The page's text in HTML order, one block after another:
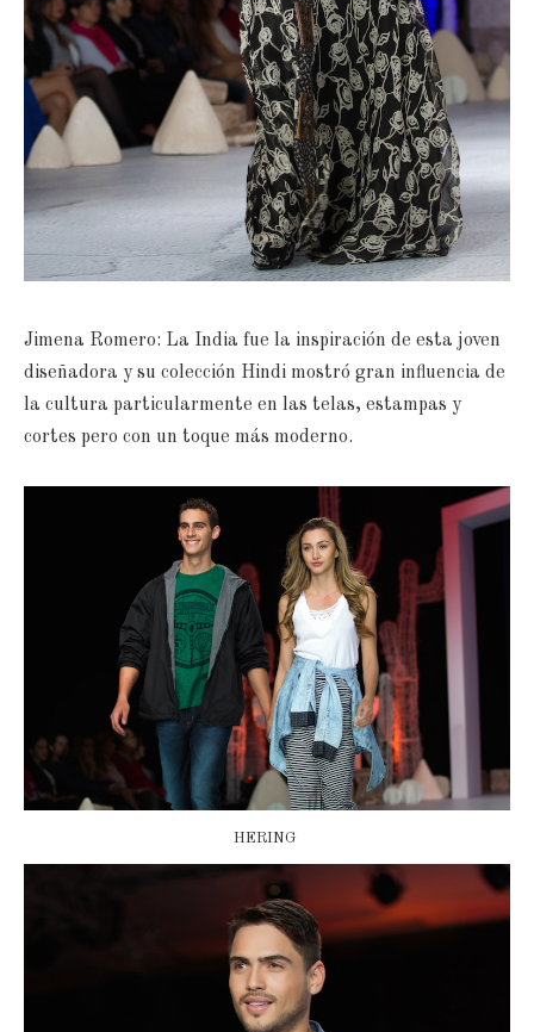
Jimena Romero: La India fue la inspiración de esta joven
diseñadora y su colección Hindi mostró gran influencia de
la cultura particularmente en las telas, estampas y
cortes pero con un toque más moderno.
HERING